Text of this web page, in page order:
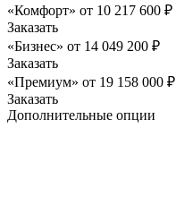
«Комфорт» от 10 217 600 ₽
Заказать
«Бизнес» от 14 049 200 ₽
Заказать
«Премиум» от 19 158 000 ₽
Заказать
Дополнительные опции